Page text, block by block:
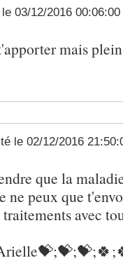
03/12/2016 00:06:00
mais
le 02/12/2016
que la
ne peux que
avec